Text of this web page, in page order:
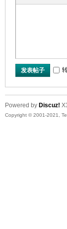
发表帖子
Powered by Discuz!
Copyright © 2001-2021,